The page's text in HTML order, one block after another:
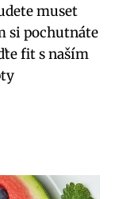
muset
si pochutnáte
fit s naším